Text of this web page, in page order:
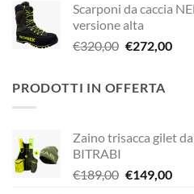
originale
era:
€338,90.
Scarponi da caccia
versione alta
€320,00 Il
era:
€272,00Il
PRODOTTI IN OFFERTA
Zaino trisacca gilet
BITRABI
€189,00 Il
€149,00Il